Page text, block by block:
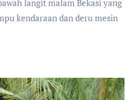
kendaraan dan deru mesin